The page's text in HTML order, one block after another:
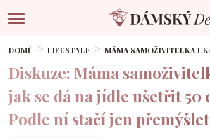
DOMŮ LIFESTYLE MÁMA SAMOŽIVITELKA
Diskuze: Máma
jak se dá na jídle ušetřit 50
Podle ní stačí jen přemýšlet